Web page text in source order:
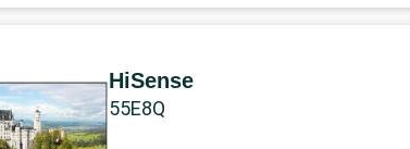
HiSense
55E8Q